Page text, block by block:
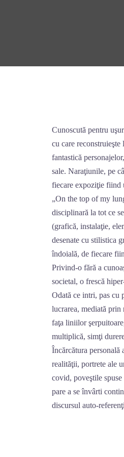
Cunoscută pentru
cu care
fantastică
sale. Naraţiunile, pe
fiecare expoziţie fiind
„On the top of my
disciplinară la tot ce
(grafică, instalaţie,
desenate cu stilistica
îndoială, de fiecare
Privind-o fără a
societal, o frescă
Odată ce intri, pas cu
lucrarea, mediată prin
faţa liniilor
multiplică, simţi
Încărcătura personală
realităţii, portrete ale
covid, poveştile
pare a se învârti
discursul auto-